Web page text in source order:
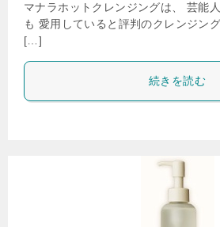
マナラホットクレンジングは、 芸能
も 愛用していると評判のクレンジン
[…]
続きを読む